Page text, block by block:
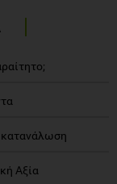
κατανάλωση
Αξία